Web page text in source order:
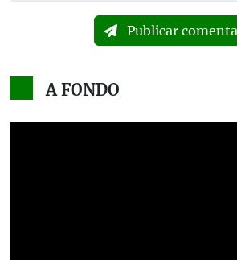
Publicar
A FONDO